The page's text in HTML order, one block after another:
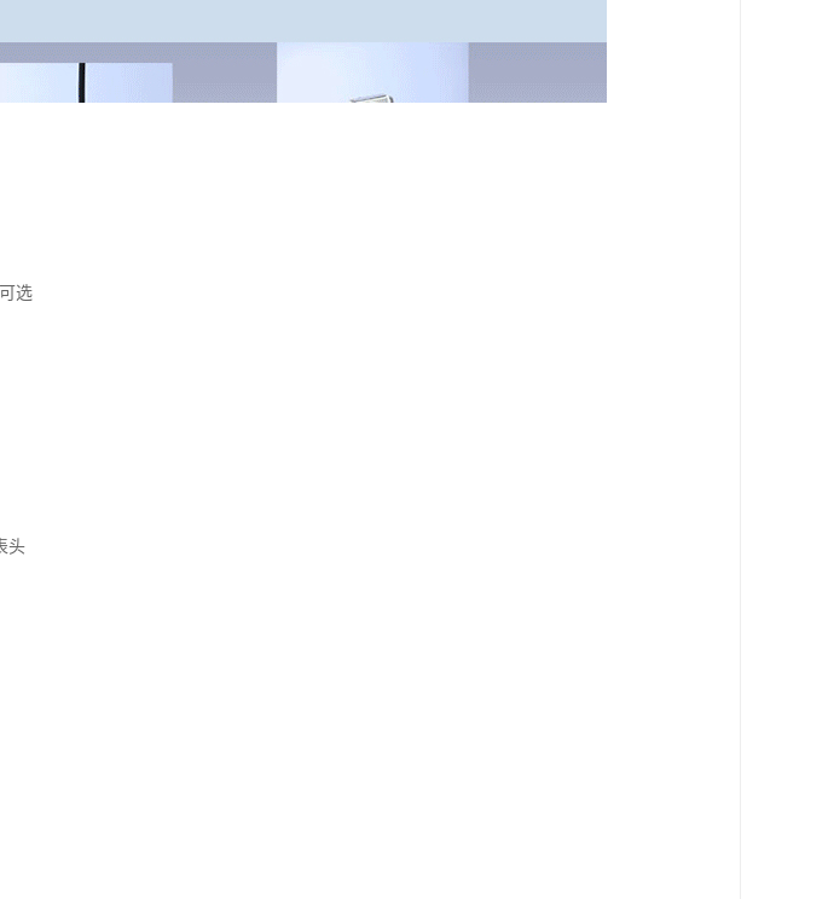
选
头